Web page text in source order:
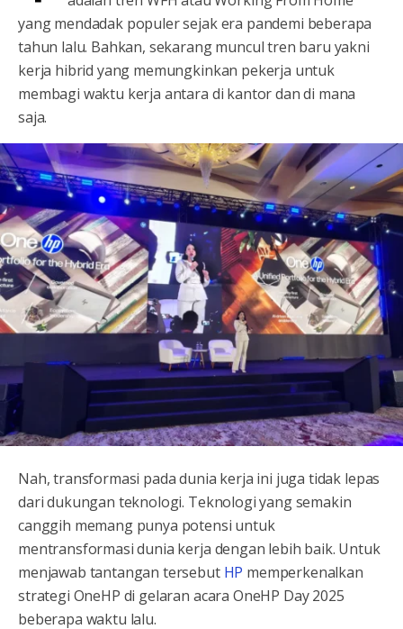
yang mendadak populer sejak era pandemi beberapa
tahun lalu. Bahkan, sekarang muncul tren baru yakni
kerja hibrid yang memungkinkan pekerja untuk
membagi waktu kerja antara di kantor dan di mana
saja.
Nah, transformasi pada dunia kerja ini juga tidak lepas
dari dukungan teknologi. Teknologi yang semakin
canggih memang punya potensi untuk
mentransformasi dunia kerja dengan lebih baik. Untuk
menjawab tantangan tersebut HP memperkenalkan
strategi OneHP di gelaran acara OneHP Day 2025
beberapa waktu lalu.